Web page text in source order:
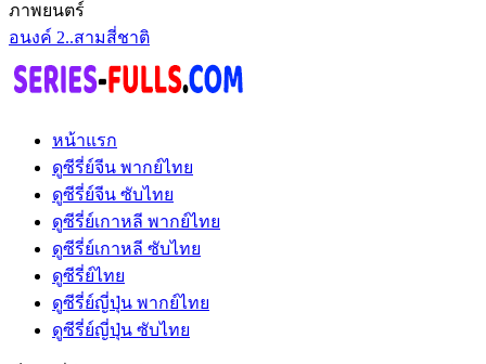
ภาพยนตร์
อนงค์ 2..สามสี่ชาติ
หน้าแรก
ดูซีรี่ย์จีน พากย์ไทย
ดูซีรี่ย์จีน ซับไทย
ดูซีรี่ย์เกาหลี พากย์ไทย
ดูซีรี่ย์เกาหลี ซับไทย
ดูซีรี่ย์ไทย
ดูซีรี่ย์ญี่ปุ่น พากย์ไทย
ดูซีรี่ย์ญี่ปุ่น ซับไทย